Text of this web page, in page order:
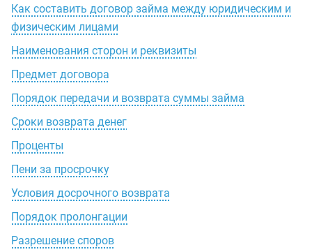
Как составить договор займа между юридическим и
физическим лицами
Наименования сторон и реквизиты
Предмет договора
Порядок передачи и возврата суммы займа
Сроки возврата денег
Проценты
Пени за просрочку
Условия досрочного возврата
Порядок пролонгации
Разрешение споров